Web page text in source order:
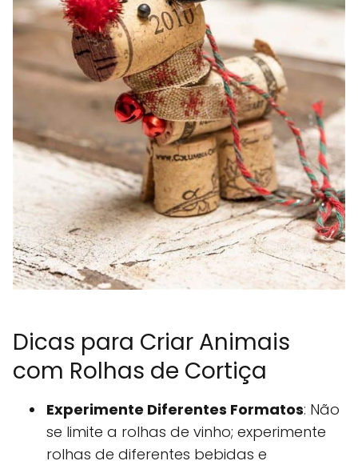
Dicas para Criar Animais
com Rolhas de Cortiça
Experimente Diferentes Formatos: Não
se limite a rolhas de vinho; experimente
rolhas de diferentes bebidas e